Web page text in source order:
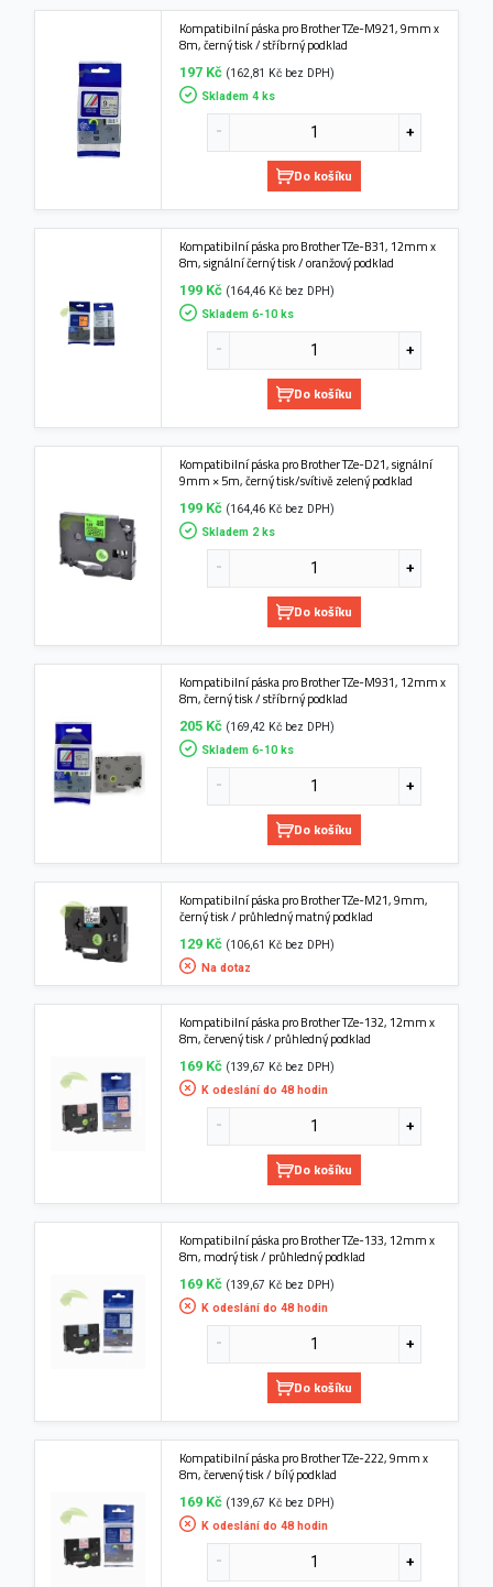
Kompatibilní páska pro Brother TZe-M921, 9mm x
8m, černý tisk / stříbrný podklad
197 Kč (162,81 Kč bez DPH)
Skladem 4 ks
Do košíku
Kompatibilní páska pro Brother TZe-B31, 12mm x
8m, signální černý tisk / oranžový podklad
199 Kč (164,46 Kč bez DPH)
Skladem 6-10 ks
Do košíku
Kompatibilní páska pro Brother TZe-D21, signální
9mm × 5m, černý tisk/svítivě zelený podklad
199 Kč (164,46 Kč bez DPH)
Skladem 2 ks
Do košíku
Kompatibilní páska pro Brother TZe-M931, 12mm x
8m, černý tisk / stříbrný podklad
205 Kč (169,42 Kč bez DPH)
Skladem 6-10 ks
Do košíku
Kompatibilní páska pro Brother TZe-M21, 9mm,
černý tisk / průhledný matný podklad
129 Kč (106,61 Kč bez DPH)
Na dotaz
Kompatibilní páska pro Brother TZe-132, 12mm x
8m, červený tisk / průhledný podklad
169 Kč (139,67 Kč bez DPH)
K odeslání do 48 hodin
Do košíku
Kompatibilní páska pro Brother TZe-133, 12mm x
8m, modrý tisk / průhledný podklad
169 Kč (139,67 Kč bez DPH)
K odeslání do 48 hodin
Do košíku
Kompatibilní páska pro Brother TZe-222, 9mm x
8m, červený tisk / bílý podklad
169 Kč (139,67 Kč bez DPH)
K odeslání do 48 hodin